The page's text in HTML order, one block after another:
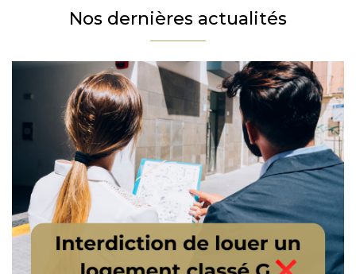
Nos dernières actualités